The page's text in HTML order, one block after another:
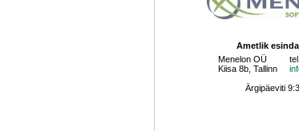
Ametlik
Menelon OÜ
Kiisa 8b, Tallinn
Ärgipäeviti